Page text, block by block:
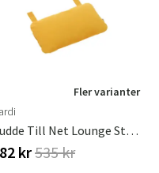
Fler varianter
Kudde Till Net Lounge Stol Senap
kr535 kr